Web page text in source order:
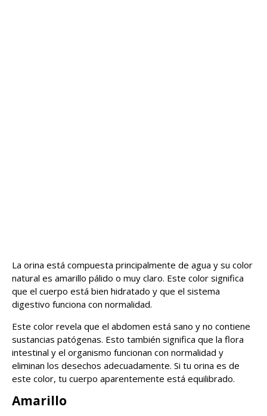
La orina está compuesta principalmente de agua y su color
natural es amarillo pálido o muy claro. Este color significa
que el cuerpo está bien hidratado y que el sistema
digestivo funciona con normalidad.
Este color revela que el abdomen está sano y no contiene
sustancias patógenas. Esto también significa que la flora
intestinal y el organismo funcionan con normalidad y
eliminan los desechos adecuadamente. Si tu orina es de
este color, tu cuerpo aparentemente está equilibrado.
Amarillo